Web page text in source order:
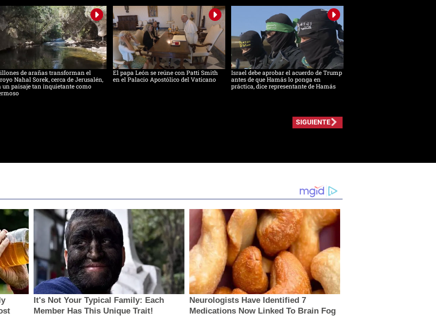
de arañas transforman el
Nahal Sorek, cerca de Jerusalén,
un paisaje tan inquietante como
El papa León se reúne con Patti Smith
en el Palacio Apostólico del Vaticano
Israel debe aprobar el acuerdo de Trump
antes de que Hamás lo ponga en
práctica, dice representante de Hamás
SIGUIENTE
It's Not Your Typical Family: Each
Member Has This Unique Trait!
Neurologists Have Identified 7
Medications Now Linked To Brain Fog